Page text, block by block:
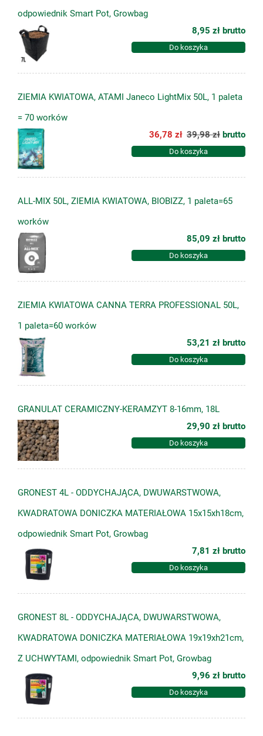
odpowiednik Smart Pot, Growbag
8,95 zł brutto
Do koszyka
ZIEMIA KWIATOWA, ATAMI Janeco LightMix 50L, 1 paleta
= 70 worków
36,78 zł 39,98 zł brutto
Do koszyka
ALL-MIX 50L, ZIEMIA KWIATOWA, BIOBIZZ, 1 paleta=65
worków
85,09 zł brutto
Do koszyka
ZIEMIA KWIATOWA CANNA TERRA PROFESSIONAL 50L,
1 paleta=60 worków
53,21 zł brutto
Do koszyka
GRANULAT CERAMICZNY-KERAMZYT 8-16mm, 18L
29,90 zł brutto
Do koszyka
GRONEST 4L - ODDYCHAJĄCA, DWUWARSTWOWA,
KWADRATOWA DONICZKA MATERIAŁOWA 15x15xh18cm,
odpowiednik Smart Pot, Growbag
7,81 zł brutto
Do koszyka
GRONEST 8L - ODDYCHAJĄCA, DWUWARSTWOWA,
KWADRATOWA DONICZKA MATERIAŁOWA 19x19xh21cm,
Z UCHWYTAMI, odpowiednik Smart Pot, Growbag
9,96 zł brutto
Do koszyka